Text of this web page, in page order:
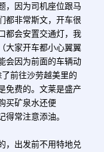
，因为司机座位跟马
都非常斯文，开车很
都会安置交通灯，我
大家开车都小心翼翼
会因为前面的车辆动
前往沙劳越美里的
免费的。文莱是盛产
买矿泉水还便
常注意添油。
，出发前不用特地兑